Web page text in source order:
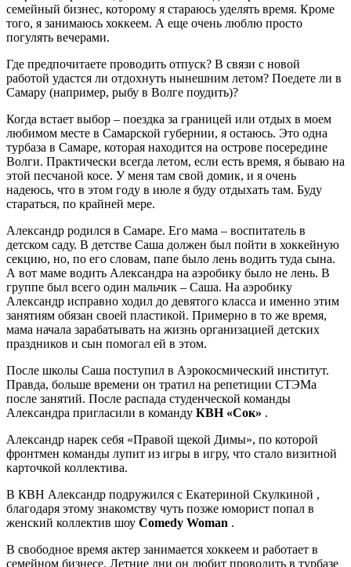
семейный бизнес, которому я стараюсь уделять время. Кроме
того, я занимаюсь хоккеем. А еще очень люблю просто
погулять вечерами.
Где предпочитаете проводить отпуск? В связи с новой
работой удастся ли отдохнуть нынешним летом? Поедете ли в
Самару (например, рыбу в Волге поудить)?
Когда встает выбор – поездка за границей или отдых в моем
любимом месте в Самарской губернии, я остаюсь. Это одна
турбаза в Самаре, которая находится на острове посередине
Волги. Практически всегда летом, если есть время, я бываю на
этой песчаной косе. У меня там свой домик, и я очень
надеюсь, что в этом году в июле я буду отдыхать там. Буду
стараться, по крайней мере.
Александр родился в Самаре. Его мама – воспитатель в
детском саду. В детстве Саша должен был пойти в хоккейную
секцию, но, по его словам, папе было лень водить туда сына.
А вот маме водить Александра на аэробику было не лень. В
группе был всего один мальчик – Саша. На аэробику
Александр исправно ходил до девятого класса и именно этим
занятиям обязан своей пластикой. Примерно в то же время,
мама начала зарабатывать на жизнь организацией детских
праздников и сын помогал ей в этом.
После школы Саша поступил в Аэрокосмический институт.
Правда, больше времени он тратил на репетиции СТЭМа
после занятий. После распада студенческой команды
Александра пригласили в команду КВН «Сок» .
Александр нарек себя «Правой щекой Димы», по которой
фронтмен команды лупит из игры в игру, что стало визитной
карточкой коллектива.
В КВН Александр подружился с Екатериной Скулкиной ,
благодаря этому знакомству чуть позже юморист попал в
женский коллектив шоу Comedy Woman .
В свободное время актер занимается хоккеем и работает в
семейном бизнесе. Летние дни он любит проводить в турбазе